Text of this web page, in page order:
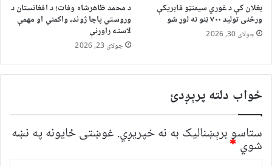
بغلان کې د غوري سیمنټو فابریکې
ورځنی تولید ۷۰۰ ټنو ته لوړ شو
جولای 30, 2026
د محمد ظاهرشاه وفات؛ د افغانستان د
وروستي پاچا ژوند، واکمني او مهمې
لاسته راوړنې
جولای 23, 2026
ځواب دلته پرېږدئ
ستاسو برېښناليک به نه خپريږي. غوښتى ځایونه په نښه
شوي *